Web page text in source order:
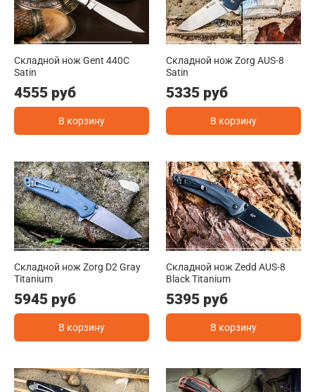
Складной нож Gent 440C
Satin
4555 руб
В корзину
Складной нож Zorg AUS-8
Satin
5335 руб
В корзину
Складной нож Zorg D2 Gray
Titanium
5945 руб
В корзину
Складной нож Zedd AUS-8
Black Titanium
5395 руб
В корзину